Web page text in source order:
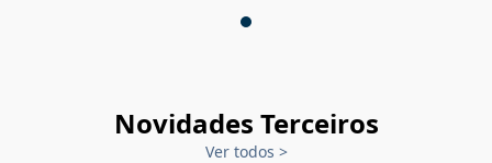
Novidades Terceiros
Ver todos >